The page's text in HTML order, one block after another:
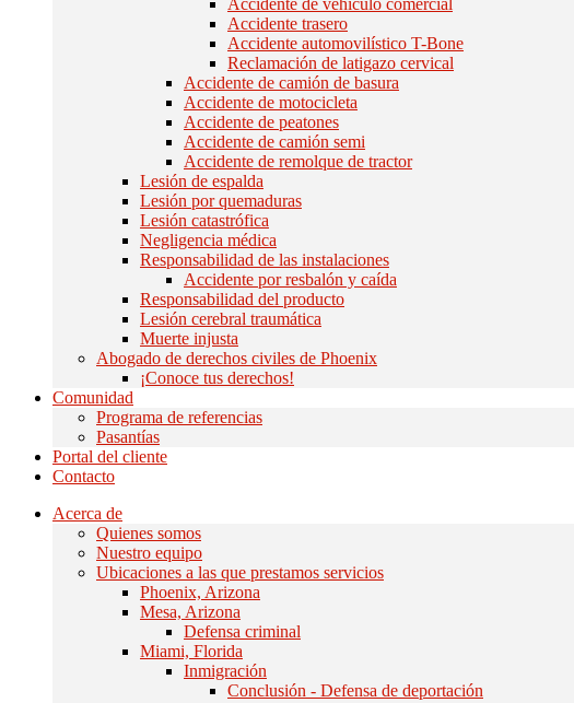
Accidente de vehículo comercial
Accidente trasero
Accidente automovilístico T-Bone
Reclamación de latigazo cervical
Accidente de camión de basura
Accidente de motocicleta
Accidente de peatones
Accidente de camión semi
Accidente de remolque de tractor
Lesión de espalda
Lesión por quemaduras
Lesión catastrófica
Negligencia médica
Responsabilidad de las instalaciones
Accidente por resbalón y caída
Responsabilidad del producto
Lesión cerebral traumática
Muerte injusta
Abogado de derechos civiles de Phoenix
¡Conoce tus derechos!
Comunidad
Programa de referencias
Pasantías
Portal del cliente
Contacto
Acerca de
Quienes somos
Nuestro equipo
Ubicaciones a las que prestamos servicios
Phoenix, Arizona
Mesa, Arizona
Defensa criminal
Miami, Florida
Inmigración
Conclusión - Defensa de deportación